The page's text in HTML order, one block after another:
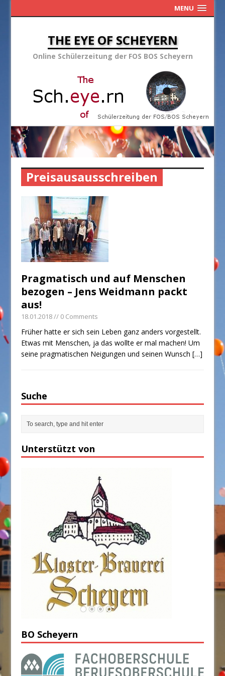
MENU
THE EYE OF SCHEYERN
Online Schülerzeitung der FOS BOS Scheyern
Preisausausschreiben
Pragmatisch und auf Menschen
bezogen – Jens Weidmann packt
aus!
18.01.2018// 0 Comments
Früher hatte er sich sein Leben ganz anders vorgestellt.
Etwas mit Menschen, ja das wollte er mal machen! Um
seine pragmatischen Neigungen und seinen Wunsch[…]
Suche
Unterstützt von
BO Scheyern